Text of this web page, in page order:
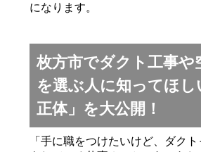
になります。
枚方市でダクト工事や
を選ぶ人に知ってほし
正体」を大公開！
「手に職をつけたいけど、ダク